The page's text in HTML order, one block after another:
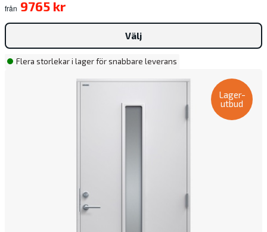
från 9765 kr
Välj
Flera storlekar i lager för snabbare leverans
Lager-
utbud